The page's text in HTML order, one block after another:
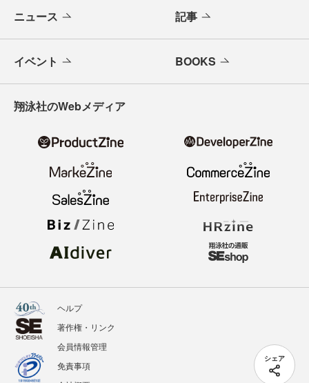
シェア
ニュース 記事
イベント BOOKS
翔泳社のWebメディア
ヘルプ
著作権・リンク
会員情報管理
免責事項